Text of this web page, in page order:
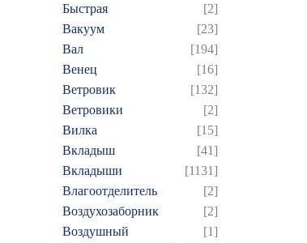
Быстрая
[2]
Вакуум
[23]
Вал
[194]
Венец
[16]
Ветровик
[132]
Ветровики
[2]
Вилка
[15]
Вкладыш
[41]
Вкладыши
[1131]
Влагоотделитель
[2]
Воздухозаборник
[2]
Воздушный
[1]